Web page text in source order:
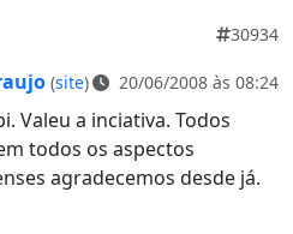
30934
(site) 20/06/2008 às 08:24
Valeu a inciativa. Todos
todos os aspectos
agradecemos desde já.